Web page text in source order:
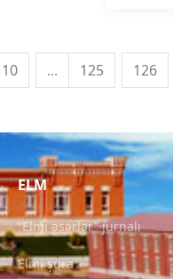
10 ... 125 126
ELM
“Elmi əsərlər” jurnalı
Elmi şura